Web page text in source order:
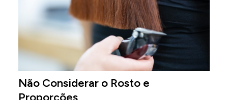
Não Considerar o Rosto e
Proporções